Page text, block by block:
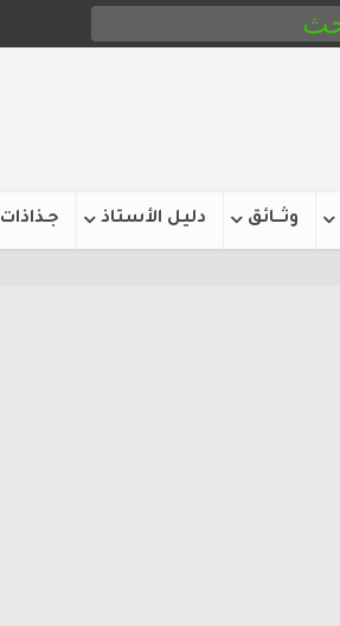
وثـــائق دليل الأستاذ جـذاذات